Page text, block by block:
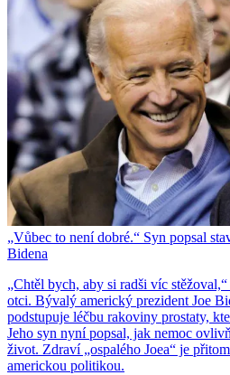
„Vůbec to není dobré.“ Syn popsal
Bidena
„Chtěl bych, aby si radši víc
otci. Bývalý americký prezident Joe
podstupuje léčbu rakoviny prostaty,
Jeho syn nyní popsal, jak nemoc
život. Zdraví „ospalého Joea“ je
americkou politikou.